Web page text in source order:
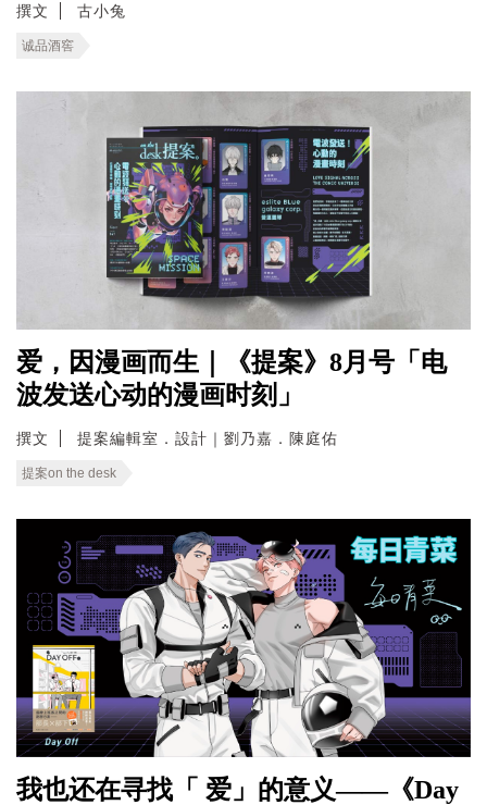
撰文 古小兔
诚品酒窖
爱，因漫画而生｜《提案》8月号「电
波发送心动的漫画时刻」
撰文 提案編輯室．設計｜劉乃嘉．陳庭佑
提案on the desk
我也还在寻找「 爱」的意义——《Day